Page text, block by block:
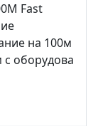
Fast
на 100м
оборудова